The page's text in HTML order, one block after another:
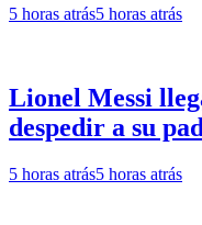
5 horas atrás5 horas atrás
Lionel Messi
despedir a su
5 horas atrás5 horas atrás